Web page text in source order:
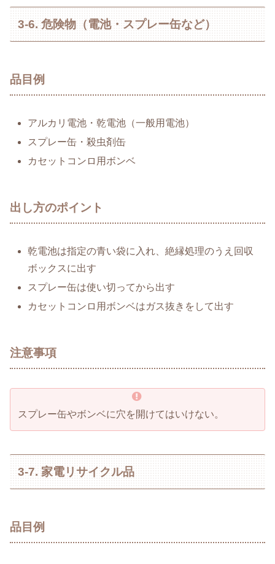
3-6. 危険物（電池・スプレー缶など）
品目例
アルカリ電池・乾電池（一般用電池）
スプレー缶・殺虫剤缶
カセットコンロ用ボンベ
出し方のポイント
乾電池は指定の青い袋に入れ、絶縁処理のうえ回収
ボックスに出す
スプレー缶は使い切ってから出す
カセットコンロ用ボンベはガス抜きをして出す
注意事項
スプレー缶やボンベに穴を開けてはいけない。
3-7. 家電リサイクル品
品目例